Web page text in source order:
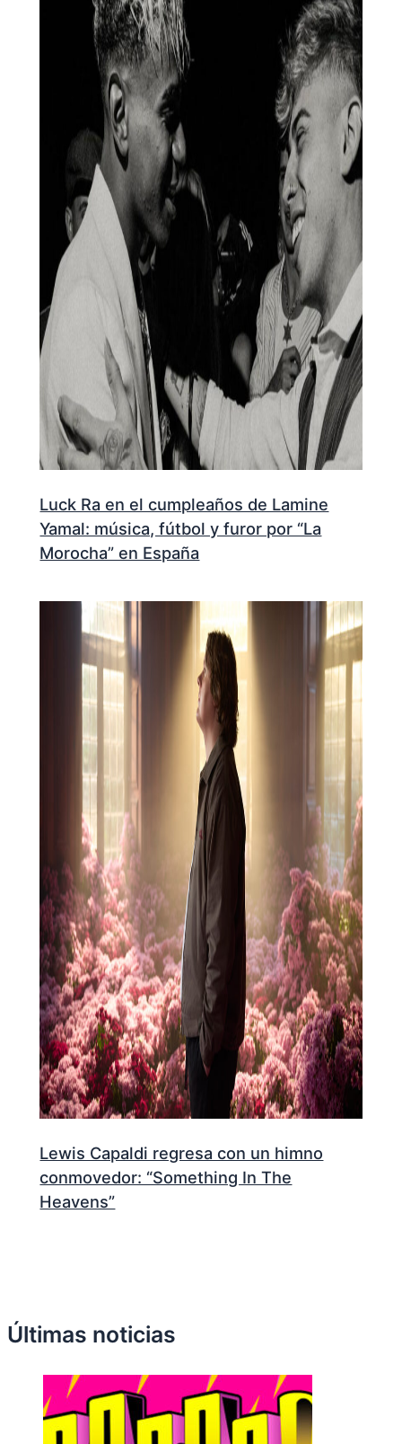
Luck Ra en el cumpleaños de Lamine
Yamal: música, fútbol y furor por “La
Morocha” en España
Lewis Capaldi regresa con un himno
conmovedor: “Something In The
Heavens”
Últimas noticias